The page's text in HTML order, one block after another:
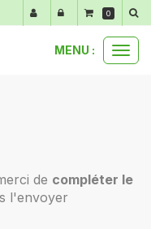
MENU :
de compléter le
l'envoyer
0